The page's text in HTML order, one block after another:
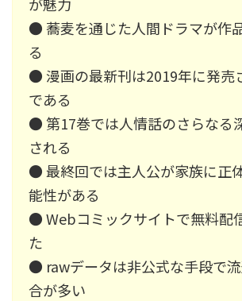
● 蕎麦を通じた人間ドラマが作
る
● 漫画の最新刊は2019年に発売
である
● 第17巻では人情話のさらなる
される
● 最終回では主人公が家族に正
能性がある
● Webコミックサイトで無料配
た
● rawデータは非公式な手段で
合が多い